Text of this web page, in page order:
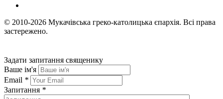
© 2010-2026 Мукачівська греко-католицька єпархія. Всі права
застережено.
Задати запитання священику
Ваше ім'я
Email *
Запитання *